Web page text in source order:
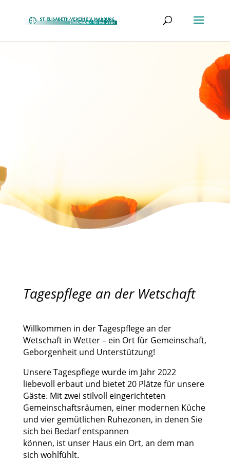
Tagespflege an der Wetschaft
Willkommen in der Tagespflege an der
Wetschaft in Wetter – ein Ort für Gemeinschaft,
Geborgenheit und Unterstützung!
Unsere Tagespflege wurde im Jahr 2022
liebevoll erbaut und bietet 20 Plätze für unsere
Gäste. Mit zwei stilvoll eingerichteten
Gemeinschaftsräumen, einer modernen Küche
und vier gemütlichen Ruhezonen, in denen Sie
sich bei Bedarf entspannen
können, ist unser Haus ein Ort, an dem man
sich wohlfühlt.